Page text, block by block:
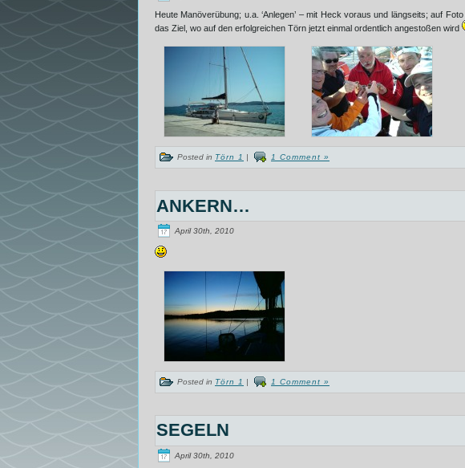
Heute Manöverübung; u.a. ‘Anlegen’ – mit Heck voraus und längseits; auf
das Ziel, wo auf den erfolgreichen Törn jetzt einmal ordentlich angestoßen wird
Posted in Törn 1 | 1 Comment »
ANKERN…
April 30th, 2010
Posted in Törn 1 | 1 Comment »
SEGELN
April 30th, 2010